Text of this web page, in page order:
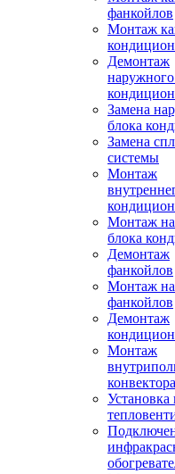
фанкойлов
Монтаж
Демонтаж
Замена
блока
Замена
системы
Монтаж
Монтаж
блока
Демонтаж
фанкойлов
Монтаж
фанкойлов
Демонтаж
Монтаж
конвектора
Установка